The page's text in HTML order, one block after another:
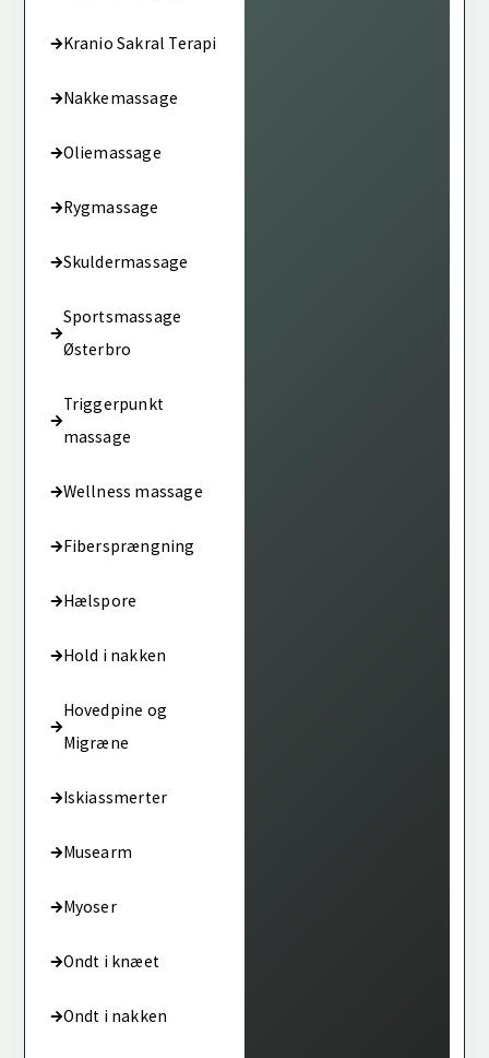
Kranio Sakral Terapi
Nakkemassage
Oliemassage
Rygmassage
Skuldermassage
Sportsmassage
Østerbro
Triggerpunkt
massage
Wellness massage
Fibersprængning
Hælspore
Hold i nakken
Hovedpine og
Migræne
Iskiassmerter
Musearm
Myoser
Ondt i knæet
Ondt i nakken